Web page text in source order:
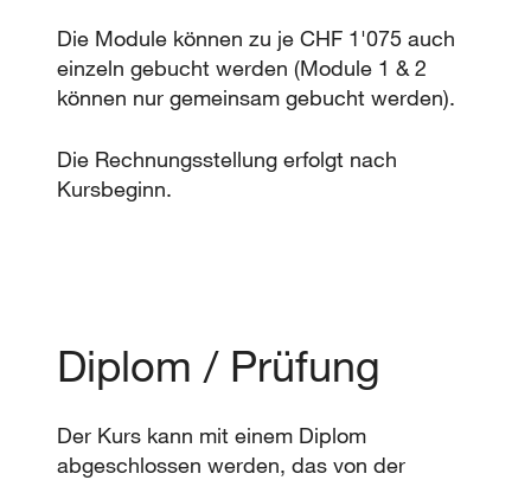
Die Module können zu je CHF 1'075 auch
einzeln gebucht werden (Module 1 & 2
können nur gemeinsam gebucht werden).
Die Rechnungsstellung erfolgt nach
Kursbeginn.
Diplom / Prüfung
Der Kurs kann mit einem Diplom
abgeschlossen werden, das von der